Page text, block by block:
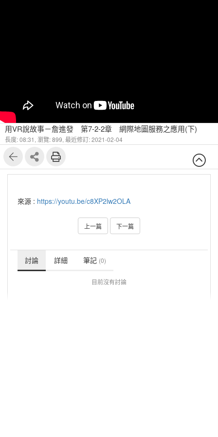
用VR說故事－詹進發 第7-2-2章 網際地圖服務之應用(下)
長度: 08:31, 瀏覽: 899, 最近修訂: 2021-02-04
來源 : https://youtu.be/c8XP2lw2OLA
上一篇 下一篇
討論 詳細 筆記 (0)
目前沒有討論